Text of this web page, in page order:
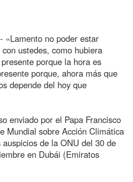
«Lamento no poder estar
ustedes, como hubiera
porque la hora es
porque, ahora más que
depende del hoy que
enviado por el Papa Francisco
Mundial sobre Acción Climática
de la ONU del 30 de
en Dubái (Emiratos